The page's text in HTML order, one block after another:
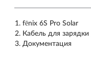
fēnix 6S Pro Solar
Кабель для
Документация